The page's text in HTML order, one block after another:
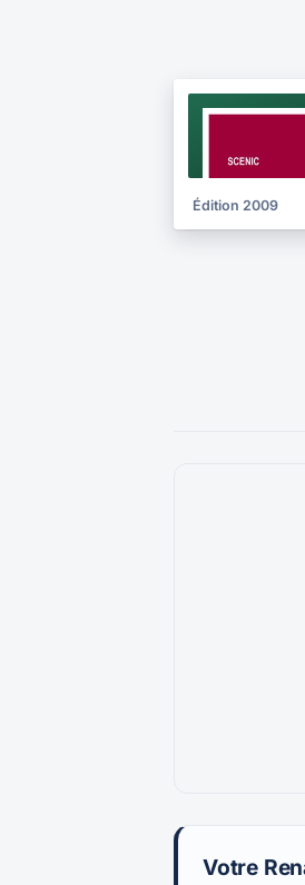
NOTICE
Édition 2009
Votre